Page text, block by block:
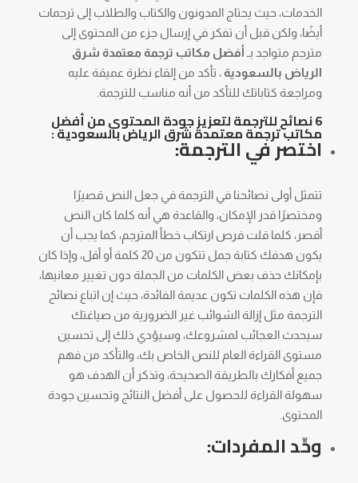
الخدمات، حيث يحتاج المدونون والكتاب والطلاب إلى ترجمات
أيضًا، ولكن قبل أن تفكر في إرسال جزء من المحتوى إلى
مترجم متواجد بـ أفضل مكاتب ترجمة معتمدة شرق
الرياض بالسعودية ، تأكد من إلقاء نظرة عميقة عليه
ومراجعة كتاباتك للتأكد من أنه مناسب للترجمة.
6 نصائح للترجمة لتعزيز جودة المحتوى من أفضل
مكاتب ترجمة معتمدة شرق الرياض بالسعودية :
اختصر في الترجمة:
تتمثل أولى نصائحنا في الترجمة في جعل النص قصيرًا
ومختصرًا قدر الإمكان، والقاعدة هي أنه كلما كان النص
أقصر، كلما قلت فرص ارتكاب خطأ المترجم، كما يجب أن
يكون هدفك كتابة جمل تتكون من 20 كلمة أو أقل، وإذا كان
بإمكانك حذف بعض الكلمات من الجملة دون تغيير معانيها،
فإن هذه الكلمات تكون عديمة الفائدة، حيث إن اتباع نصائح
الترجمة مثل إزالة الشوائب غير الضرورية من صياغتك
سيحدث العجائب لمشروعك، وسيؤدي ذلك إلى تحسين
مستوى القراءة العام للنص الخاص بك، والتأكد من فهم
جميع أفكارك بالطريقة الصحيحة، وتذكر أن الهدف هو
سهولة القراءة للحصول على أفضل النتائج وتحسين جودة
المحتوى.
وحِّد المفردات: